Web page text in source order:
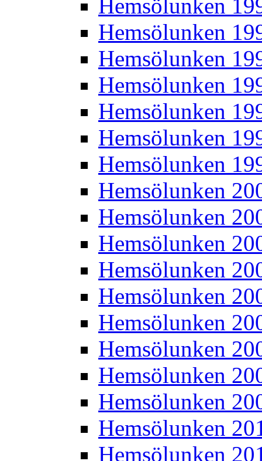
Hemsölunken
Hemsölunken
Hemsölunken
Hemsölunken
Hemsölunken
Hemsölunken
Hemsölunken
Hemsölunken
Hemsölunken
Hemsölunken
Hemsölunken
Hemsölunken
Hemsölunken
Hemsölunken
Hemsölunken
Hemsölunken
Hemsölunken
Hemsölunken